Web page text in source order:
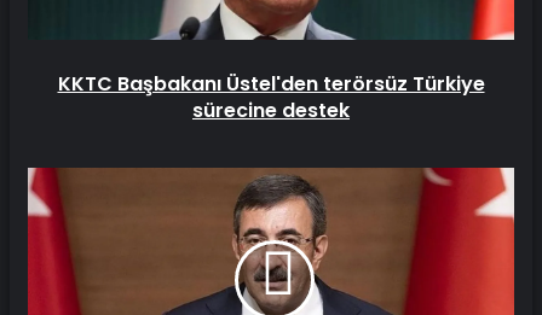
KKTC Başbakanı Üstel'den terörsüz Türkiye
sürecine destek
Cumhurbaşkanı
Yardımcısı
Yılmaz'dan
'Terörsüz